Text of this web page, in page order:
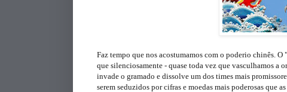
Faz tempo que nos acostumamos com o poderio chinês.
que silenciosamente - quase toda vez que vasculhamos a
invade o gramado e dissolve um dos times mais
serem seduzidos por cifras e moedas mais poderosas que